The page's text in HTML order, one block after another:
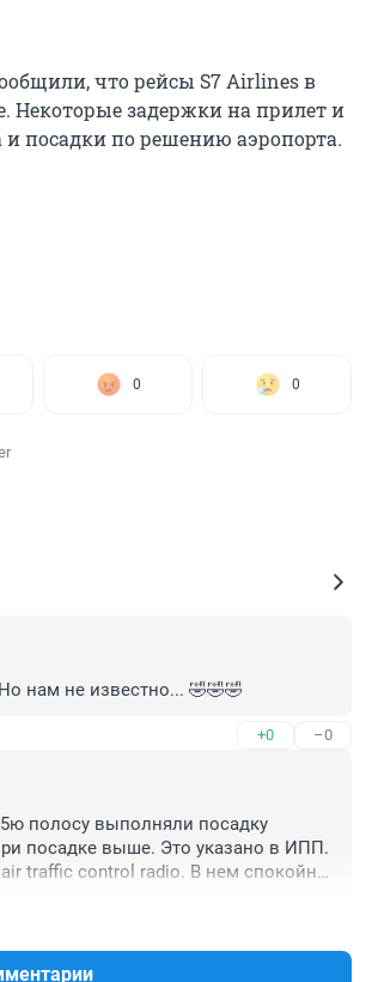
чторейсы S7 Airlines в
задержки на прилет и
посадки по решению аэропорта.
0 0
нам не известно... 🤣🤣🤣
+0 –0
полосу выполняли посадку
посадке выше. Это указано в ИПП.
traffic control radio. В нем спокойно